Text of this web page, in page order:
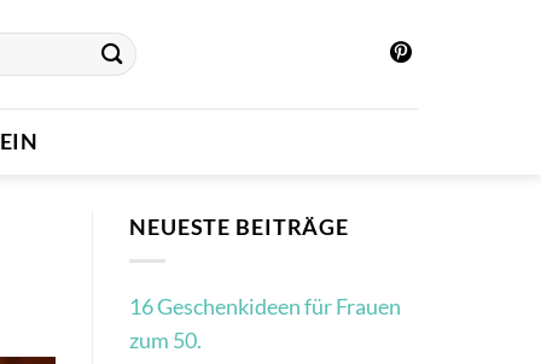
NEUESTE BEITRÄGE
16 Geschenkideen für Frauen
zum 50.